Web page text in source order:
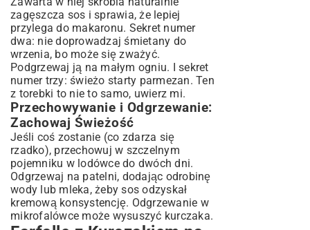
zagęszcza sos i sprawia, że lepiej
przylega do makaronu. Sekret numer
dwa: nie doprowadzaj śmietany do
wrzenia, bo może się zważyć.
Podgrzewaj ją na małym ogniu. I sekret
numer trzy: świeżo starty parmezan. Ten
z torebki to nie to samo, uwierz mi.
Przechowywanie i Odgrzewanie:
Zachowaj Świeżość
Jeśli coś zostanie (co zdarza się
rzadko), przechowuj w szczelnym
pojemniku w lodówce do dwóch dni.
Odgrzewaj na patelni, dodając odrobinę
wody lub mleka, żeby sos odzyskał
kremową konsystencję. Odgrzewanie w
mikrofalówce może wysuszyć kurczaka.